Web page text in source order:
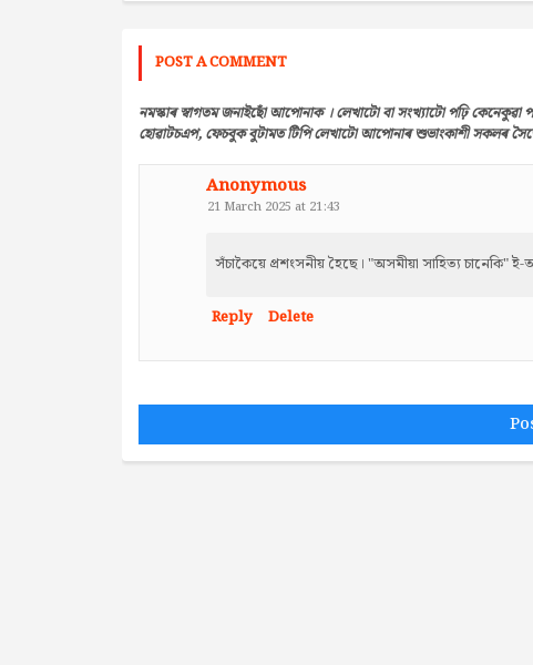
POST A COMMENT
নমস্কাৰ স্বাগতম জনাইছোঁ আপোনাক । লেখাটো বা সংখ্যাটো পঢ়ি
হোৱাটচএপ, ফেচবুক বুটামত টিপি লেখাটো আপোনাৰ শুভাংকাশী সকলৰ সৈতে
Anonymous
21 March 2025 at 21:43
সঁচাকৈয়ে প্ৰশংসনীয় হৈছে। "অসমীয়া সাহিত্য
Reply Delete